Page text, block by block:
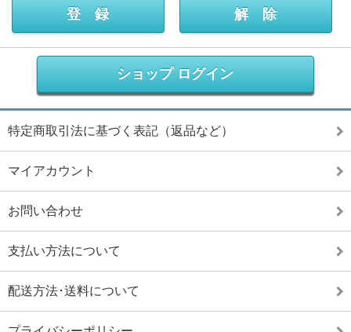
ショップ ログイン
特定商取引法に基づく表記（返品など）
マイアカウント
お問い合わせ
支払い方法について
配送方法･送料について